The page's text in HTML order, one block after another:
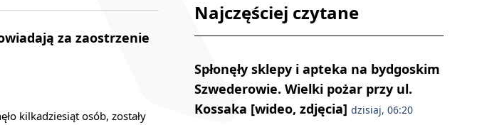
za zaostrzenie
kilkadziesiąt osób, zostały
Najczęściej czytane
Spłonęły sklepy i apteka na bydgoskim
Szwederowie. Wielki pożar przy ul.
Kossaka [wideo, zdjęcia] dzisiaj, 06:20